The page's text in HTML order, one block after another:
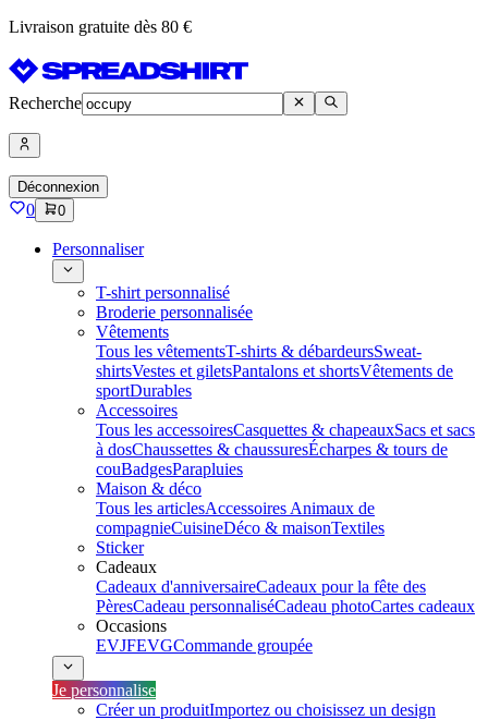
Livraison gratuite dès 80 €
Recherche
Déconnexion
0 0
Personnaliser
T-shirt personnalisé
Broderie personnalisée
Vêtements
Tous les vêtementsT-shirts & débardeursSweat-
shirtsVestes et giletsPantalons et shortsVêtements de
sportDurables
Accessoires
Tous les accessoiresCasquettes & chapeauxSacs et sacs
à dosChaussettes & chaussuresÉcharpes & tours de
couBadgesParapluies
Maison & déco
Tous les articlesAccessoires Animaux de
compagnieCuisineDéco & maisonTextiles
Sticker
Cadeaux
Cadeaux d'anniversaireCadeaux pour la fête des
PèresCadeau personnaliséCadeau photoCartes cadeaux
Occasions
EVJFEVGCommande groupée
Je personnalise
Créer un produitImportez ou choisissez un design